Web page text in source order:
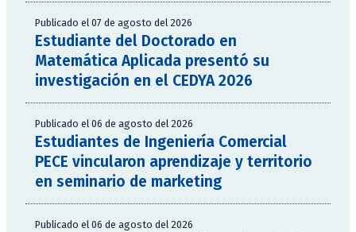
Publicado el 07 de agosto del 2026
Estudiante del Doctorado en
Matemática Aplicada presentó su
investigación en el CEDYA 2026
Publicado el 06 de agosto del 2026
Estudiantes de Ingeniería Comercial
PECE vincularon aprendizaje y territorio
en seminario de marketing
Publicado el 06 de agosto del 2026